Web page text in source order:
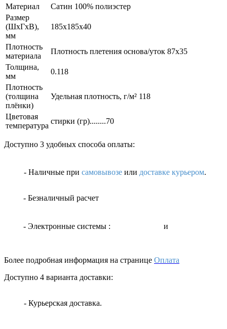
Материал
Сатин 100% полиэстер
Размер
(ШxГxВ),
мм
185x185x40
Плотность
материала
Плотность плетения основа/уток 87х35
Толщина,
мм
0.118
Плотность
(толщина
плёнки)
Удельная плотность, г/м² 118
Цветовая
температура
стирки (гр)........70
Доступно 3 удобных способа оплаты:
- Наличные при самовывозе или доставке курьером.
- Безналичный расчет
- Электронные системы : и
Более подробная информация на странице Оплата
Доступно 4 варианта доставки:
- Курьерская доставка.